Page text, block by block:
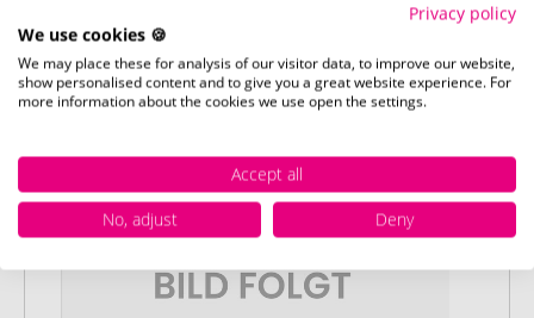
geen geschikt bestand beschikbaar
hebben, dan kunt u dit later aanleveren.
Privacy policy
We use cookies 🍪
We may place these for analysis of our visitor data, to improve our website,
show personalised content and to give you a great website experience. For
more information about the cookies we use open the settings.
Accept all
No, adjust
Deny